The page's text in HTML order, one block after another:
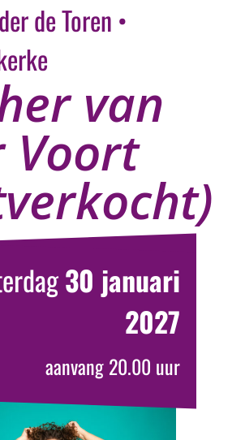
de Toren •
van
Voort
30 januari
2027
aanvang 20.00 uur